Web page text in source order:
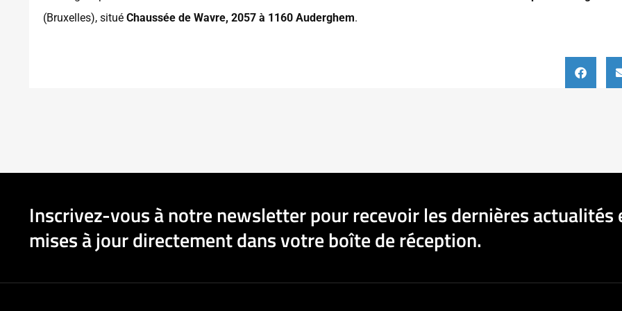
(Bruxelles), situé Chaussée de Wavre, 2057 à 1160 Auderghem.
Inscrivez-vous à notre newsletter pour recevoir les dernières actualités
mises à jour directement dans votre boîte de réception.